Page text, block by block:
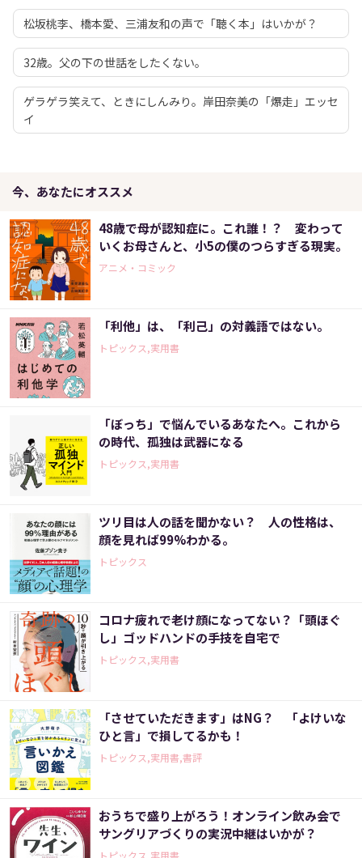
松坂桃李、橋本愛、三浦友和の声で「聴く本」はいかが？
32歳。父の下の世話をしたくない。
ゲラゲラ笑えて、ときにしんみり。岸田奈美の「爆走」エッセ
イ
今、あなたにオススメ
48歳で母が認知症に。これ誰！？ 変わって
いくお母さんと、小5の僕のつらすぎる現実。
アニメ・コミック
「利他」は、「利己」の対義語ではない。
トピックス,実用書
「ぼっち」で悩んでいるあなたへ。これから
の時代、孤独は武器になる
トピックス,実用書
ツリ目は人の話を聞かない？ 人の性格は、
顔を見れば99%わかる。
トピックス
コロナ疲れで老け顔になってない？「頭ほぐ
し」ゴッドハンドの手技を自宅で
トピックス,実用書
「させていただきます」はNG？ 「よけいな
ひと言」で損してるかも！
トピックス,実用書,書評
おうちで盛り上がろう！オンライン飲み会で
サングリアづくりの実況中継はいかが？